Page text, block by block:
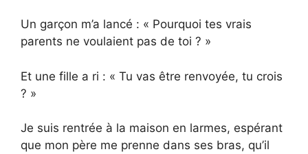
Un garçon m’a lancé : « Pourquoi tes vrais
parents ne voulaient pas de toi ? »
Et une fille a ri : « Tu vas être renvoyée, tu crois
? »
Je suis rentrée à la maison en larmes, espérant
que mon père me prenne dans ses bras, qu’il